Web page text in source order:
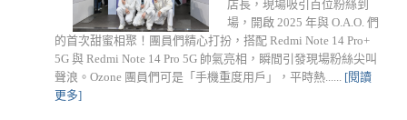
店長，現場吸引百位粉絲到
場，開啟 2025 年與 O.A.O. 們
的首次甜蜜相聚！團員們精心打扮，搭配 Redmi Note 14 Pro+
5G 與 Redmi Note 14 Pro 5G 帥氣亮相，瞬間引發現場粉絲尖叫
聲浪。Ozone 團員們可是「手機重度用戶」，平時熱...... [閱讀
更多]